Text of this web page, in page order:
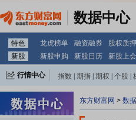
数据中心
特色 龙虎榜单 融资融券 股权质押
新股
新股申购 新股日历 新股上会
行情中心 指数 期指 期权 个股
东方财富网 > 数